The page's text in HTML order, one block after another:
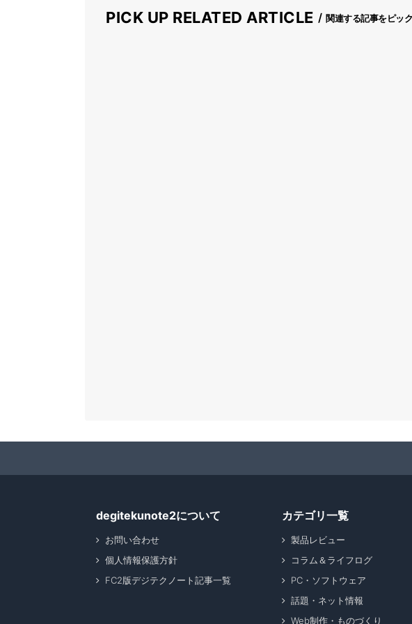
PICK UP RELATED ARTICLE 関連する記事をピッ
degitekunote2について
お問い合わせ
個人情報保護方針
FC2版デジテクノート記事一覧
カテゴリ一覧
製品レビュー
コラム＆ライフログ
PC・ソフトウェア
話題・ネット情報
Web制作・ものづくり